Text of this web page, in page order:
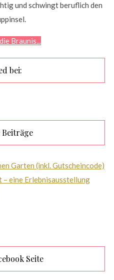
und schwingt beruflich den
Braunis...
bei:
Beiträge
Garten (inkl. Gutscheincode)
– eine Erlebnisausstellung
Seite